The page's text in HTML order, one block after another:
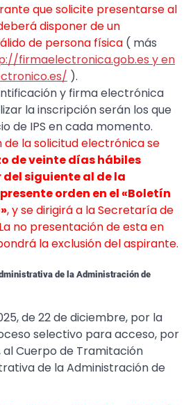
que solicite presentarse al
disponer de un
de persona física ( más
firmaelectronica.gob.es y en
).
y firma electrónica
la inscripción serán los que
de IPS en cada momento.
de la solicitud electrónica se
de veinte días hábiles
siguiente al de la
orden en el «Boletín
, y se dirigirá a la Secretaría de
no presentación de esta en
la exclusión del aspirante.
de la Administración de
de 22 de diciembre, por la
selectivo para acceso, por
Cuerpo de Tramitación
de la Administración de